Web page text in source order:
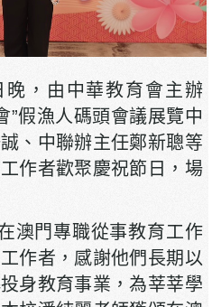
由中華教育會主辦
”假漁人碼頭會議展覽中
、中聯辦主任鄭新聰等
作者歡聚慶祝節日，場
門專職從事教育工作
作者，感謝他們長期以
身教育事業，為莘莘學